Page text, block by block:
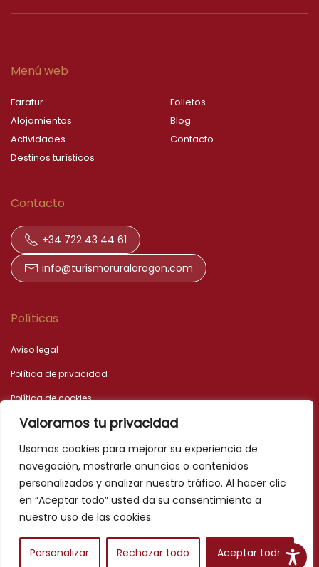
Valoramos tu privacidad
Usamos cookies para mejorar su experiencia de
navegación, mostrarle anuncios o contenidos
personalizados y analizar nuestro tráfico. Al hacer clic
en “Aceptar todo” usted da su consentimiento a
nuestro uso de las cookies.
Personalizar Rechazar todo Aceptar todo
Menú web
Faratur
Alojamientos
Actividades
Destinos turísticos
Folletos
Blog
Contacto
Contacto
+34 722 43 44 61
info@turismoruralaragon.com
Políticas
Aviso legal
Política de privacidad
Política de cookies
Declaración de accesibilidad
©HTML5 y CSS3 - Diseño web Teruel dato360